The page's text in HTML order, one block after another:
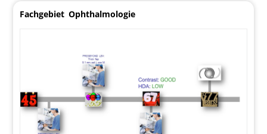
Fachgebiet Ophthalmologie